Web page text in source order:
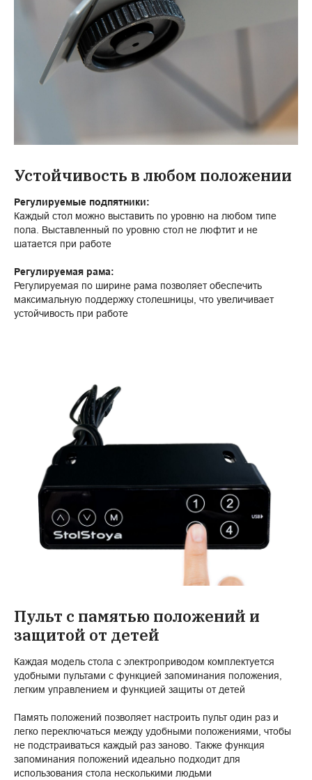
Устойчивость в любом положении
Регулируемые подпятники:
Каждый стол можно выставить по уровню на любом типе
пола. Выставленный по уровню стол не люфтит и не
шатается при работе
Регулируемая рама:
Регулируемая по ширине рама позволяет обеспечить
максимальную поддержку столешницы, что увеличивает
устойчивость при работе
Пульт с памятью положений и
защитой от детей
Каждая модель стола с электроприводом комплектуется
удобными пультами с функцией запоминания положения,
легким управлением и функцией защиты от детей
Память положений позволяет настроить пульт один раз и
легко переключаться между удобными положениями, чтобы
не подстраиваться каждый раз заново. Также функция
запоминания положений идеально подходит для
использования стола несколькими людьми